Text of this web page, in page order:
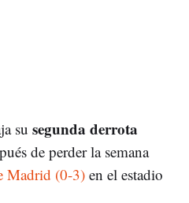
su segunda derrota
de perder la semana
Madrid (0-3)en el estadio